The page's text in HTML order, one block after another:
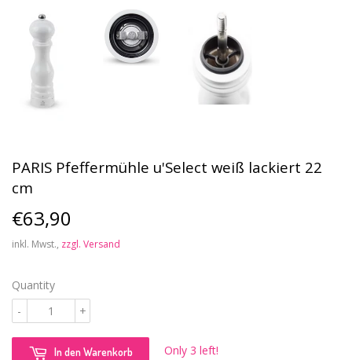
PARIS Pfeffermühle u'Select weiß lackiert 22
cm
€63,90
inkl. Mwst., zzgl. Versand
Quantity
+
-
In den Warenkorb Only 3 left!